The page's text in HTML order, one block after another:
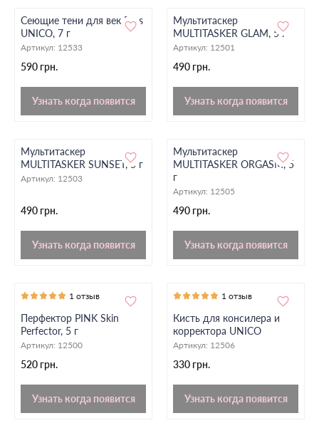
Cеющие тени для век Bliss
UNICO, 7 г
Артикул: 12533
590 грн.
Узнать когда появится
Мультитаскер
MULTITASKER GLAM, 5 г
Артикул: 12501
490 грн.
Узнать когда появится
Мультитаскер
MULTITASKER SUNSET, 5 г
Артикул: 12503
490 грн.
Узнать когда появится
Мультитаскер
MULTITASKER ORGASM, 5
г
Артикул: 12505
490 грн.
Узнать когда появится
1 отзыв
Перфектор PINK Skin
Perfector, 5 г
Артикул: 12500
520 грн.
Узнать когда появится
1 отзыв
Кисть для консилера и
корректора UNICO
Артикул: 12506
330 грн.
Узнать когда появится